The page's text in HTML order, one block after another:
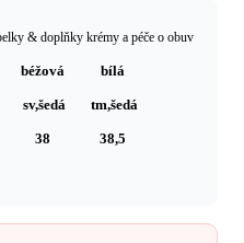
& doplňky krémy a péče o obuv
béžová bílá
sv,šedá tm,šedá
38 38,5